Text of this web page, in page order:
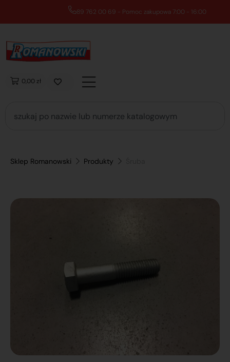
89 762 00 69 - Pomoc zakupowa 7:00 - 16:00
0,00 zł
Sklep Romanowski Produkty